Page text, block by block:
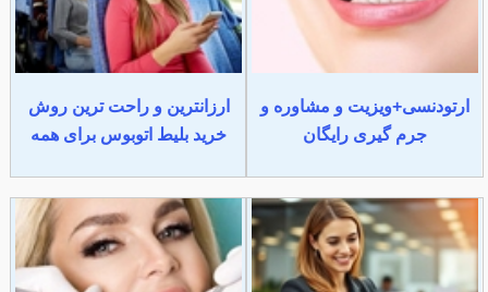
ارتودنسی+ویزیت و مشاوره و
جرم گیری رایگان
ارزانترین و راحت ترین روش
خرید بلیط اتوبوس برای همه